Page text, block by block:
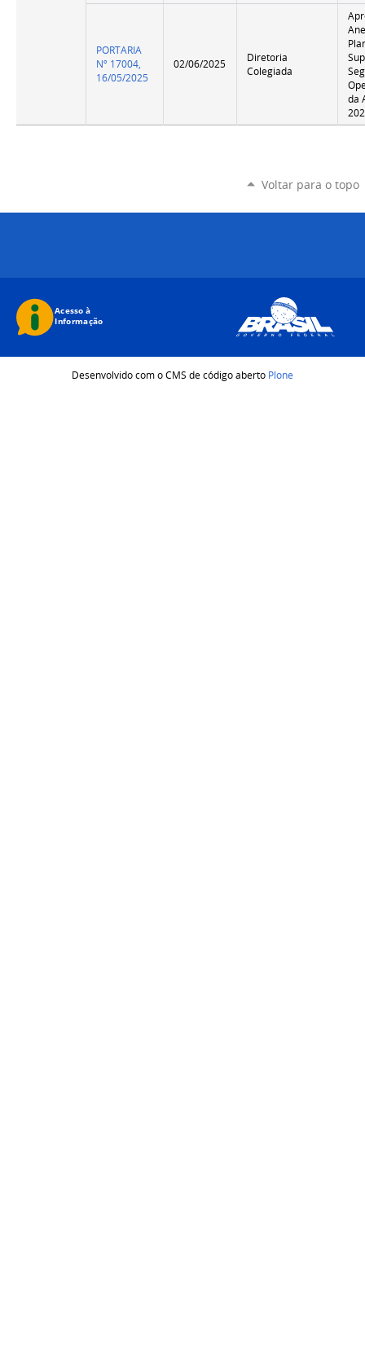
PORTARIA
Nº 17004,
16/05/2025
02/06/2025
Diretoria
Colegiada
da
Voltar para o topo
Desenvolvido com o CMS de código aberto Plone